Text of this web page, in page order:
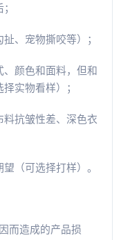
、宠物撕咬等）；
颜色和面料，但和
实物看样）；
抗皱性差、深色衣
（可选择打样）。
而造成的产品损